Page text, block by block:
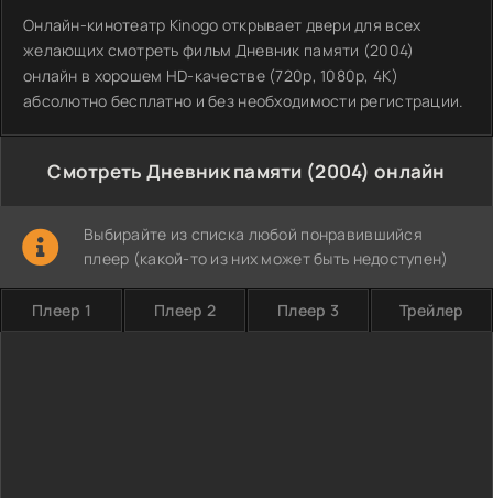
Онлайн-кинотеатр Kinogo открывает двери для всех
желающих смотреть фильм Дневник памяти (2004)
онлайн в хорошем HD-качестве (720p, 1080p, 4K)
абсолютно бесплатно и без необходимости регистрации.
Смотреть Дневник памяти (2004) онлайн
Выбирайте из списка любой понравившийся
плеер (какой-то из них может быть недоступен)
Плеер 1 Плеер 2 Плеер 3 Трейлер